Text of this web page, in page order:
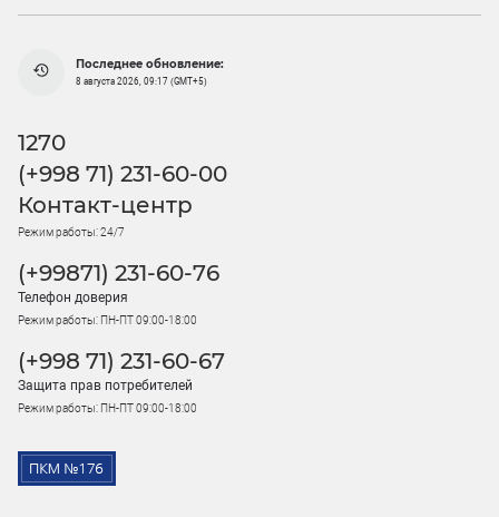
Последнее обновление:
8 августа 2026, 09:17 (GMT+5)
1270
(+998 71) 231-60-00
Контакт-центр
Режим работы: 24/7
(+99871) 231-60-76
Телефон доверия
Режим работы: ПН-ПТ 09:00-18:00
(+998 71) 231-60-67
Защита прав потребителей
Режим работы: ПН-ПТ 09:00-18:00